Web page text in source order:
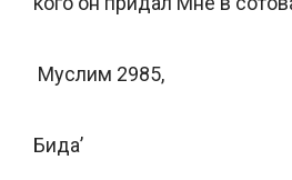
Муслим 2985,
Бида’